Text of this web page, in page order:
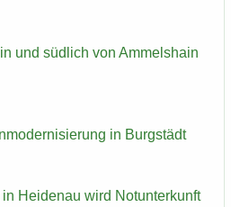
und süd­lich von Am­mels­hain
in Burg­städt
Hei­den­au wird Not­un­ter­kunft